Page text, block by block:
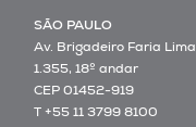
SÃO PAULO
Av. Brigadeiro Faria
1.355, 18º andar
CEP 01452-919
T +55 11 3799 8100